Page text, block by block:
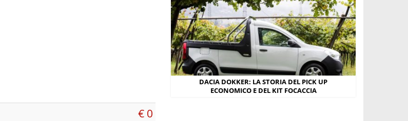
€ 0
DACIA DOKKER: LA STORIA DEL PICK UP
ECONOMICO E DEL KIT FOCACCIA